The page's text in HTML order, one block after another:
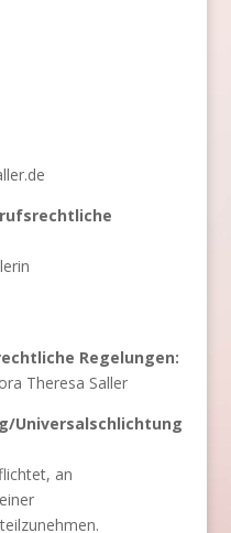
Regelungen:
Theresa Saller
Universalschlichtung
an